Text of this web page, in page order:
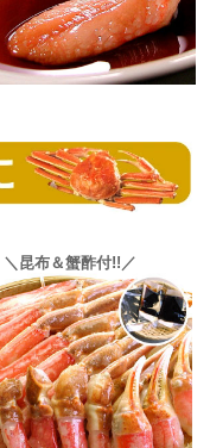
＼昆布＆蟹酢付!!／